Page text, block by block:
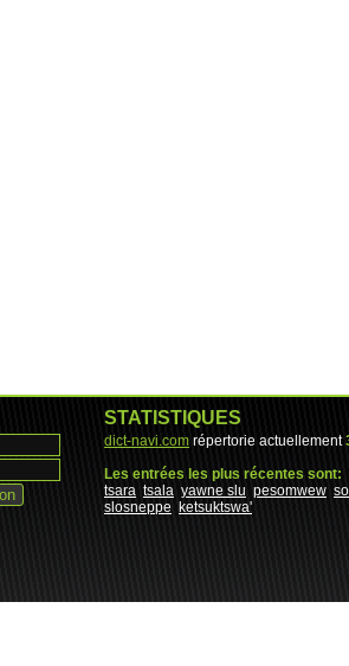
STATISTIQUES
dict-navi.com répertorie actuellement
Les entrées les plus récentes sont:
tsara tsala yawne slu pesomwew
slosneppe
ketsuktswa'